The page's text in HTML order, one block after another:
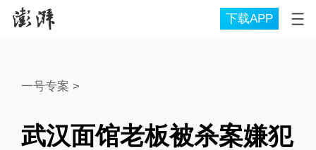
下载APP
一号专案 >
武汉面馆老板被杀案嫌犯